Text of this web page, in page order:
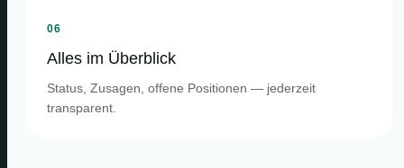
06
Alles im Überblick
Status, Zusagen, offene Positionen — jederzeit
transparent.